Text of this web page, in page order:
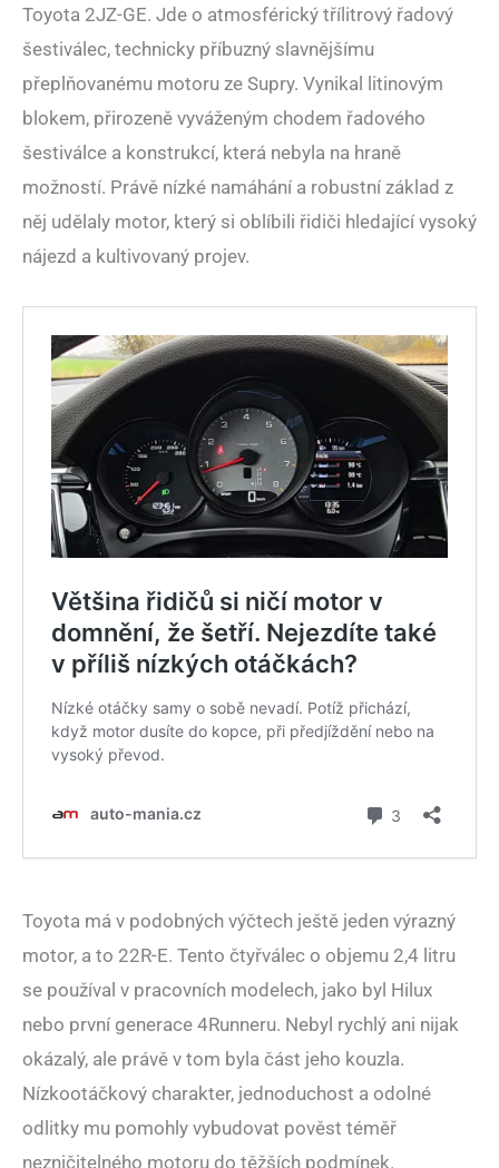
Toyota 2JZ-GE. Jde o atmosférický třílitrový řadový
šestiválec, technicky příbuzný slavnějšímu
přeplňovanému motoru ze Supry. Vynikal litinovým
blokem, přirozeně vyváženým chodem řadového
šestiválce a konstrukcí, která nebyla na hraně
možností. Právě nízké namáhání a robustní základ z
něj udělaly motor, který si oblíbili řidiči hledající vysoký
nájezd a kultivovaný projev.
Toyota má v podobných výčtech ještě jeden výrazný
motor, a to 22R-E. Tento čtyřválec o objemu 2,4 litru
se používal v pracovních modelech, jako byl Hilux
nebo první generace 4Runneru. Nebyl rychlý ani nijak
okázalý, ale právě v tom byla část jeho kouzla.
Nízkootáčkový charakter, jednoduchost a odolné
odlitky mu pomohly vybudovat pověst téměř
nezničitelného motoru do těžších podmínek.